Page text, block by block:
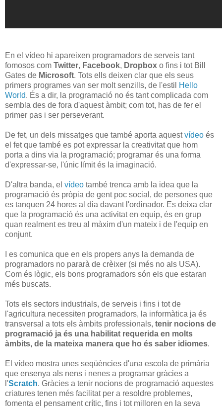
En el vídeo hi apareixen programadors de serveis tant
fomosos com Twitter, Facebook, Dropbox o fins i tot Bill
Gates de Microsoft. Tots ells deixen clar que els seus
primers programes van ser molt senzills, de l'estil
Hello
World. És a dir, la programació no és tant complicada com
sembla des de fora d'aquest àmbit; com tot, has de fer el
primer pas i ser perseverant.
De fet, un dels missatges que també aporta aquestvídeo és
el fet que també es pot expressar la creativitat que hom
porta a dins via la programació; programar és una forma
d'expressar-se, l'únic límit és la imaginació.
D'altra banda, el vídeo també trenca amb la idea que la
programació és pròpia de gent poc social, de persones que
es tanquen 24 hores al dia davant l'ordinador. Es deixa clar
que la programació és una activitat en equip, és en grup
quan realment es treu al màxim d'un mateix i de l'equip en
conjunt.
I es comunica que en els propers anys la demanda de
programadors no pararà de crèixer (si més no als USA).
Com és lògic, els bons programadors són els que estaran
més buscats.
Tots els sectors industrials, de serveis i fins i tot de
l'agricultura necessiten programadors, la informàtica ja és
transversal a tots els àmbits professionals, tenir nocions de
programació ja és una habilitat requerida en molts
àmbits, de la mateixa manera que ho és saber idiomes.
El vídeo mostra unes seqüències d'una escola de primària
que ensenya als nens i nenes a programar gràcies a
l'Scratch. Gràcies a tenir nocions de programació aquestes
criatures tenen més facilitat per a resoldre problemes,
fomenta el pensament crític, fins i tot milloren en la seva